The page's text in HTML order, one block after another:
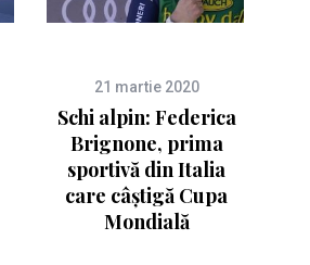
21 martie 2020
Schi alpin: Federica
Brignone, prima
sportivă din Italia
care câștigă Cupa
Mondială